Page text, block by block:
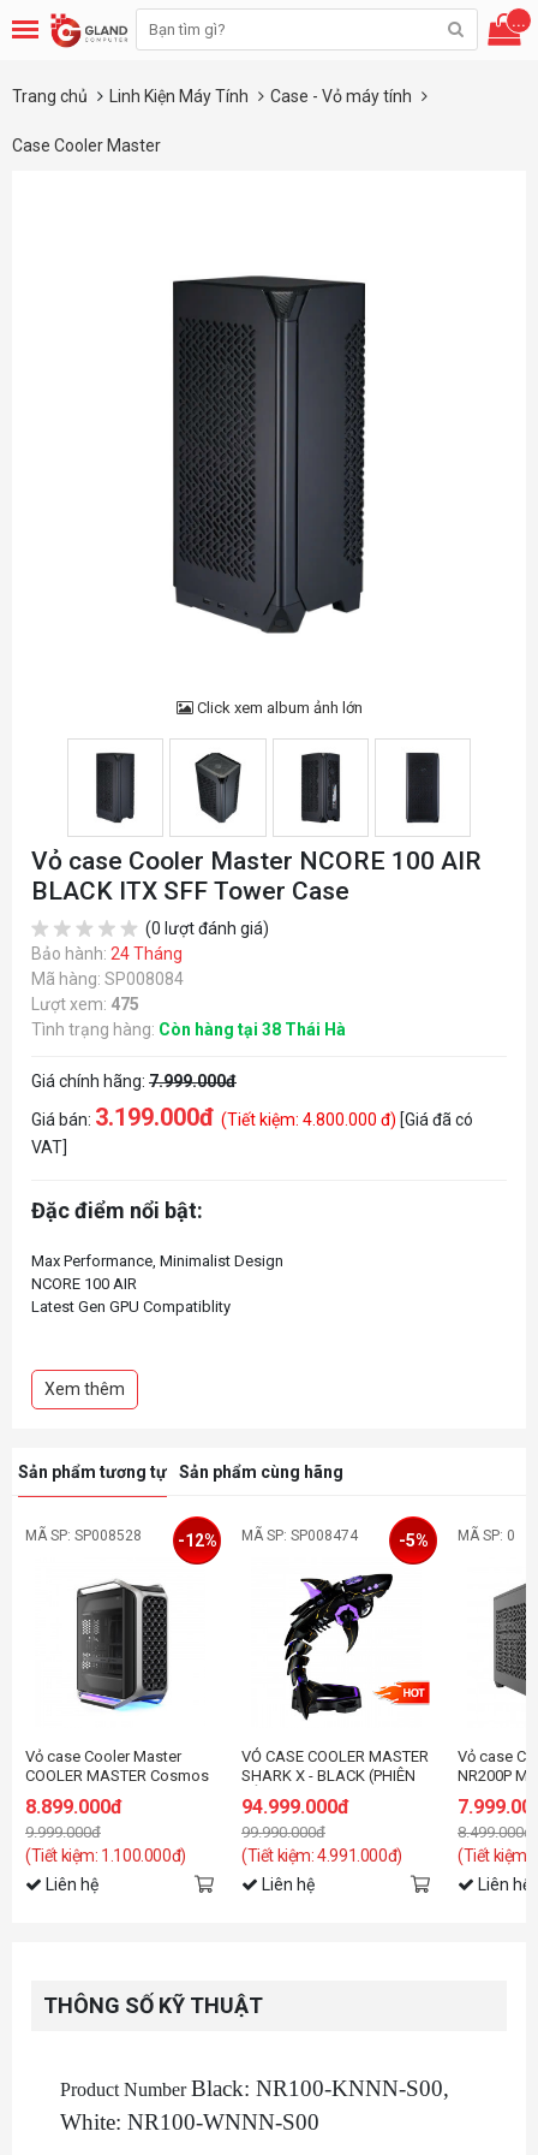
...
Trang chủ Linh Kiện Máy Tính Case - Vỏ máy tính
Case Cooler Master
Click xem album ảnh lớn
Vỏ case Cooler Master NCORE 100 AIR
BLACK ITX SFF Tower Case
(0 lượt đánh giá)
Bảo hành: 24 Tháng
Mã hàng: SP008084
Lượt xem: 475
Tình trạng hàng: Còn hàng tại 38 Thái Hà
Giá chính hãng: 7.999.000đ
Giá bán: 3.199.000đ (Tiết kiệm: 4.800.000 đ) [Giá đã có
VAT]
Đặc điểm nổi bật:
Max Performance, Minimalist Design
NCORE 100 AIR
Latest Gen GPU Compatiblity
Extendable Frame Design
Xem thêm
Sản phẩm tương tự Sản phẩm cùng hãng
MÃ SP: SP008528
Vỏ case Cooler Master
COOLER MASTER Cosmos
8.899.000đ
9.999.000đ
(Tiết kiệm: 1.100.000đ)
-12%
Liên hệ
MÃ SP: SP008474
VỎ CASE COOLER MASTER
SHARK X - BLACK (PHIÊN
NGUỒN SFX, TẢN NHIỆT
NƯỚC AIO)
94.999.000đ
99.990.000đ
(Tiết kiệm: 4.991.000đ)
-5%
Liên hệ
MÃ SP: 0
Vỏ case
NR200P
8.499.000đ
(Tiết kiệm:
Liên hệ
THÔNG SỐ KỸ THUẬT
Product NumberBlack: NR100-KNNN-S00,
White: NR100-WNNN-S00